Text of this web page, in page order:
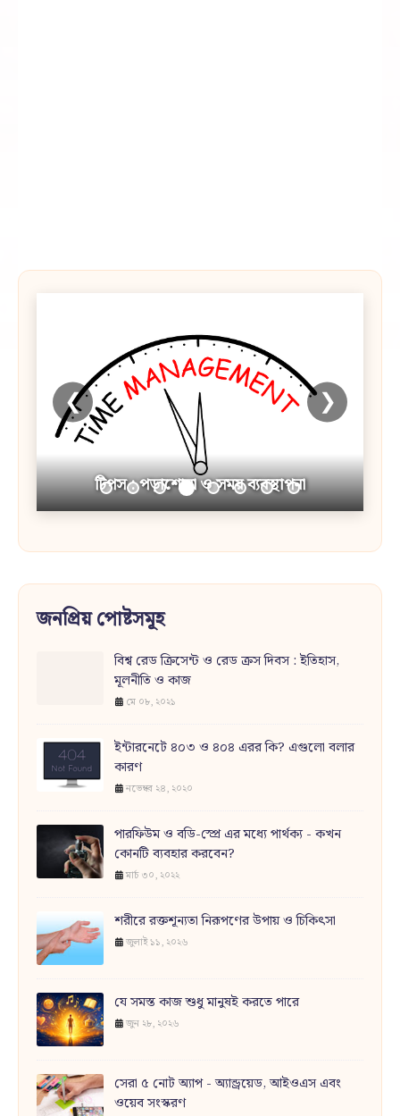
টিপস : পড়াশোনা ও সময় ব্যবস্থাপনা
❮ ❯
জনপ্রিয় পোষ্টসমূহ
বিশ্ব রেড ক্রিসেন্ট ও রেড ক্রস দিবস : ইতিহাস,
মূলনীতি ও কাজ
মে ০৮, ২০২১
ইন্টারনেটে ৪০৩ ও ৪০৪ এরর কি? এগুলো বলার
কারণ
নভেম্বর ২৪, ২০২০
পারফিউম ও বডি-স্প্রে এর মধ্যে পার্থক্য - কখন
কোনটি ব্যবহার করবেন?
মার্চ ৩০, ২০২২
শরীরে রক্তশূন্যতা নিরূপণের উপায় ও চিকিৎসা
জুলাই ১১, ২০২৬
যে সমস্ত কাজ শুধু মানুষই করতে পারে
জুন ২৮, ২০২৬
সেরা ৫ নোট অ্যাপ - অ্যান্ড্রয়েড, আইওএস এবং
ওয়েব সংস্করণ